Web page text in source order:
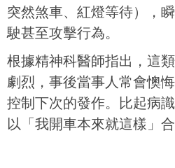
突然煞車、紅燈等待），
駛甚至攻擊行為。
根據精神科醫師指出，這
劇烈，事後當事人常會懊
控制下次的發作。比起病
以「我開車本來就這樣」